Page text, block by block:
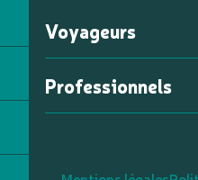
Voyageurs
Professionnels